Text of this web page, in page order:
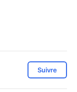
Suivre